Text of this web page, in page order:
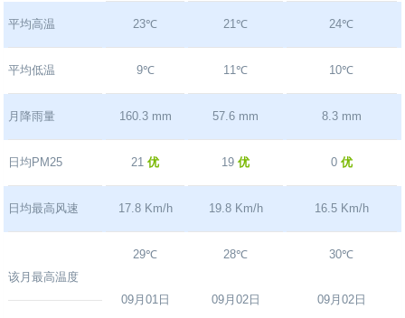
平均高温 23℃ 21℃ 24℃
平均低温 9℃ 11℃ 10℃
月降雨量 160.3 mm 57.6 mm 8.3 mm
日均PM25 21优 19优 0 优
日均最高风速 17.8 Km/h 19.8 Km/h 16.5 Km/h
该月最高温度
29℃
09月01日
28℃
09月02日
30℃
09月02日